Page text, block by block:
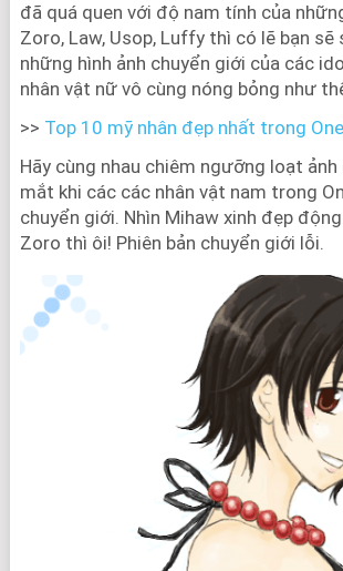
đã quá quen với độ nam tính của
Zoro, Law, Usop, Luffy thì có lẽ bạn sẽ
những hình ảnh chuyển giới của các
nhân vật nữ vô cùng nóng bỏng như
>> Top 10 mỹ nhân đẹp nhất trong
Hãy cùng nhau chiêm ngưỡng loạt
mắt khi các các nhân vật nam trong
chuyển giới. Nhìn Mihaw xinh đẹp
Zoro thì ôi! Phiên bản chuyển giới lỗi.